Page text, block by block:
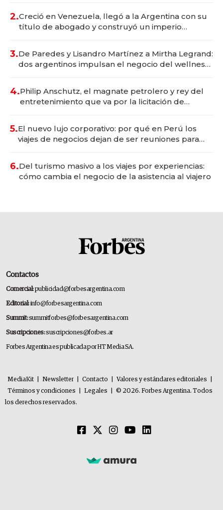
2.Creció en Venezuela, llegó a la Argentina con su
título de abogado y construyó un imperio
3.De Paredes y Lisandro Martínez a Mirtha Legrand:
dos argentinos impulsan el negocio del wellness
4.Philip Anschutz, el magnate petrolero y rey del
entretenimiento que va por la licitación de
5.El nuevo lujo corporativo: por qué en Perú los
viajes de negocios dejan de ser reuniones para
6.Del turismo masivo a los viajes por experiencias:
cómo cambia el negocio de la asistencia al viajero
Contactos
Comercial:publicidad@forbesargentina.com
Editorial:info@forbesargentina.com
Summit:summitforbes@forbesargentina.com
Suscripciones:suscripciones@forbes.ar
Forbes Argentina es publicada por HT Media SA.
MediaKit Newsletter Contacto Valores y estándares editoriales
Términos y condiciones
Legales
© 2026. Forbes Argentina. Todos
los derechos reservados.